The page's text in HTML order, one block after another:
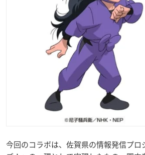
今回のコラボは、佐賀県の情報発信プロ